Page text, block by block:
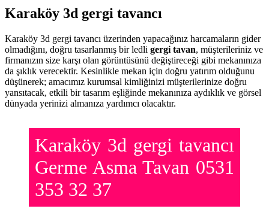
Karaköy 3d gergi tavancı
Karaköy 3d gergi tavancı üzerinden yapacağınız harcamaların gider
olmadığını, doğru tasarlanmış bir ledli gergi tavan, müşterileriniz ve
firmanızın size karşı olan görüntüsünü değiştireceği gibi mekanınıza
da şıklık verecektir. Kesinlikle mekan için doğru yatırım olduğunu
düşünerek; amacımız kurumsal kimliğinizi müşterilerinize doğru
yansıtacak, etkili bir tasarım eşliğinde mekanınıza aydıklık ve görsel
dünyada yerinizi almanıza yardımcı olacaktır.
Karaköy 3d gergi tavancı
Germe Asma Tavan 0531
353 32 37